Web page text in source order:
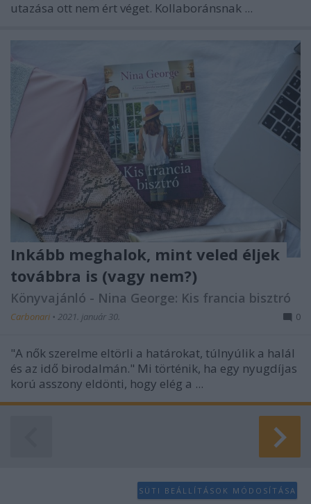
utazása ott nem ért véget. Kollaboránsnak ...
Inkább meghalok, mint veled éljek
továbbra is (vagy nem?)
Könyvajánló - Nina George: Kis francia bisztró
Carbonari • 2021. január 30. 0
"A nők szerelme eltörli a határokat, túlnyúlik a halál
és az idő birodalmán." Mi történik, ha egy nyugdíjas
korú asszony eldönti, hogy elég a ...
SÜTI BEÁLLÍTÁSOK MÓDOSÍTÁSA